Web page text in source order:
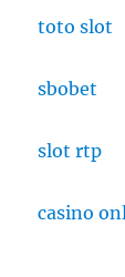
toto slot
sbobet
slot rtp
casino